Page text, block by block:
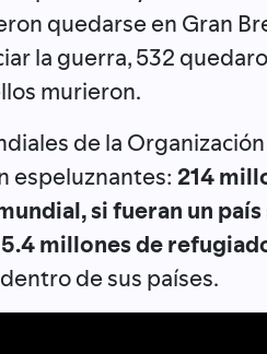
quedarse en Gran
la guerra, 532
murieron.
de la
espeluznantes: 214
si fueran un
millones de
dentro de sus países.